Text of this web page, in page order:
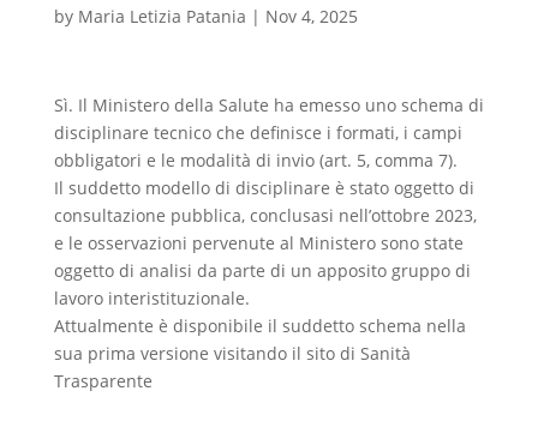
by Maria Letizia Patania | Nov 4, 2025
Sì. Il Ministero della Salute ha emesso uno schema di
disciplinare tecnico che definisce i formati, i campi
obbligatori e le modalità di invio (art. 5, comma 7).
Il suddetto modello di disciplinare è stato oggetto di
consultazione pubblica, conclusasi nell’ottobre 2023,
e le osservazioni pervenute al Ministero sono state
oggetto di analisi da parte di un apposito gruppo di
lavoro interistituzionale.
Attualmente è disponibile il suddetto schema nella
sua prima versione visitando il sito di Sanità
Trasparente